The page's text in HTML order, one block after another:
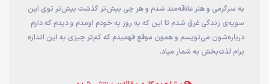
به سرگرمی و هنر علاقه‌مند شدم و هر چی بیش‌تر گذشت بیش‌تر توی این
سویه‌ی زندگی غرق شدم تا این که یه روز به خودم اومدم و دیدم که دارم
درباره‌شون می‌نویسم و همون موقع فهمیدم که کم‌تر چیزی به این اندازه
برام لذت‌بخش به شمار میاد.